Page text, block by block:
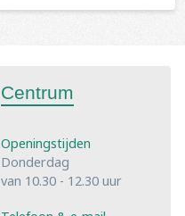
Centrum
Openingstijden
Donderdag
van 10.30 - 12.30 uur